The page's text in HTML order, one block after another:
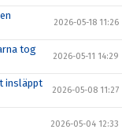
2026-05-18 11:26
tog
2026-05-11 14:29
insläppt
2026-05-08 11:27
2026-05-04 12:33